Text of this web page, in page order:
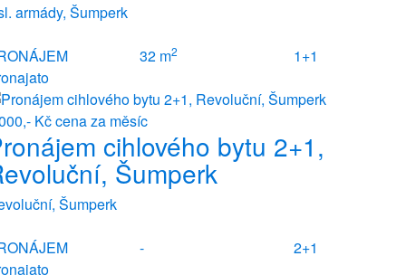
armády, Šumperk
32 m2
1+1
Kčcena za měsíc
cihlového bytu 2+1,
Šumperk
Šumperk
-
2+1